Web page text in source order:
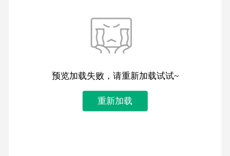
预览加载失败，请重新加载试试~
重新加载